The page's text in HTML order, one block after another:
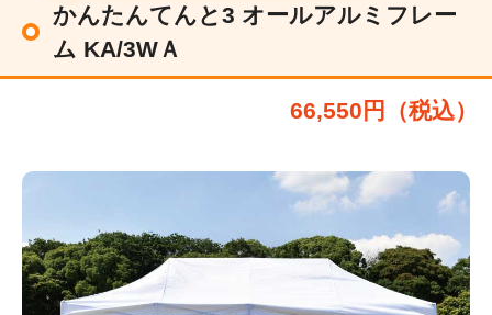
かんたんてんと3 オールアルミフレー
ム KA/3WＡ
66,550円（税込）